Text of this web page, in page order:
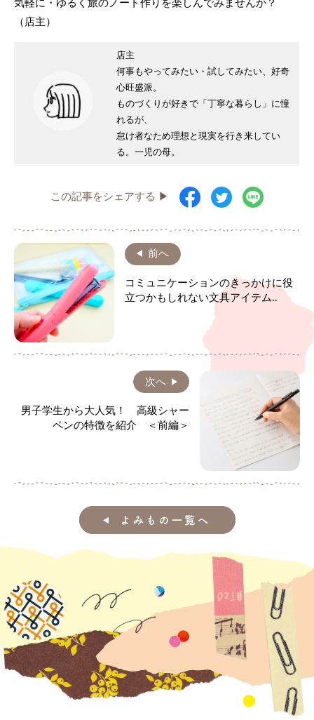
気軽に・ゆるく旅のノート作りを楽しんでみませんか？
（店主）
店主
何事もやってみたい・試してみたい、好奇
心旺盛派。
ものづくりが好きで「丁寧な暮らし」に憧
れるが、
怠け者なため理想と現実を行き来してい
る。一児の母。
この記事をシェアする ▶
前へ
コミュニケーションのきっかけに役
立つかもしれない文具アイテム..
次へ
男子学生から大人気！ 高級シャー
ペンの特徴を紹介 ＜前編＞